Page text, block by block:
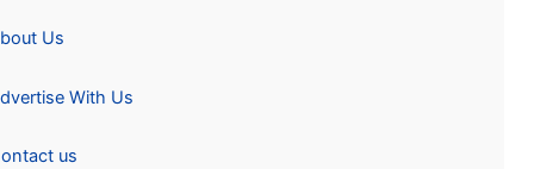
About Us
Advertise With Us
Contact us